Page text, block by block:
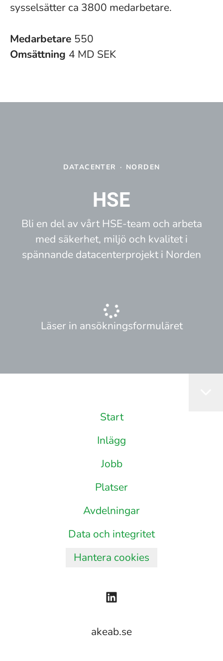
sysselsätter ca 3800 medarbetare.
Medarbetare 550
Omsättning 4 MD SEK
DATACENTER · NORDEN
HSE
Bli en del av vårt HSE-team och arbeta
med säkerhet, miljö och kvalitet i
spännande datacenterprojekt i Norden
Läser in ansökningsformuläret
Start
Inlägg
Jobb
Platser
Avdelningar
Data och integritet
Hantera cookies
akeab.se